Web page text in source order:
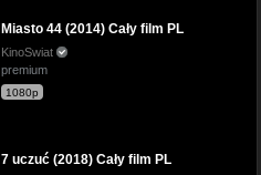
Miasto 44 (2014) Cały film PL
KinoSwiat
premium
1080p
7 uczuć (2018) Cały film PL